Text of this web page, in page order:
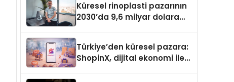
Küresel rinoplasti pazarının
2030’da 9,6 milyar dolara
Türkiye’den küresel pazara:
ShopinX, dijital ekonomi ile